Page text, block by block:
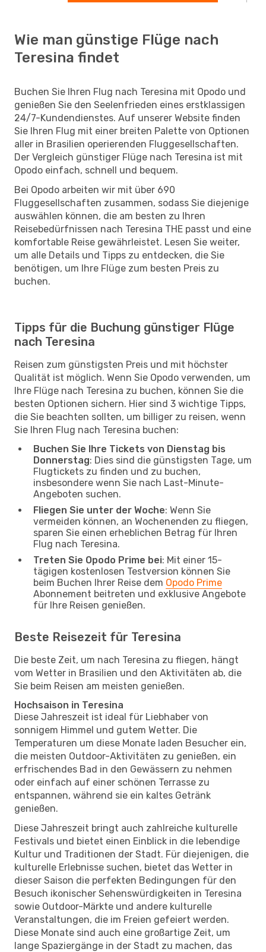
Wie man günstige Flüge nach
Teresina findet
Buchen Sie Ihren Flug nach Teresina mit Opodo und
genießen Sie den Seelenfrieden eines erstklassigen
24/7-Kundendienstes. Auf unserer Website finden
Sie Ihren Flug mit einer breiten Palette von Optionen
aller in Brasilien operierenden Fluggesellschaften.
Der Vergleich günstiger Flüge nach Teresina ist mit
Opodo einfach, schnell und bequem.
Bei Opodo arbeiten wir mit über 690
Fluggesellschaften zusammen, sodass Sie diejenige
auswählen können, die am besten zu Ihren
Reisebedürfnissen nach Teresina THE passt und eine
komfortable Reise gewährleistet. Lesen Sie weiter,
um alle Details und Tipps zu entdecken, die Sie
benötigen, um Ihre Flüge zum besten Preis zu
buchen.
Tipps für die Buchung günstiger Flüge
nach Teresina
Reisen zum günstigsten Preis und mit höchster
Qualität ist möglich. Wenn Sie Opodo verwenden, um
Ihre Flüge nach Teresina zu buchen, können Sie die
besten Optionen sichern. Hier sind 3 wichtige Tipps,
die Sie beachten sollten, um billiger zu reisen, wenn
Sie Ihren Flug nach Teresina buchen:
Buchen Sie Ihre Tickets von Dienstag bis
Donnerstag: Dies sind die günstigsten Tage, um
Flugtickets zu finden und zu buchen,
insbesondere wenn Sie nach Last-Minute-
Angeboten suchen.
Fliegen Sie unter der Woche: Wenn Sie
vermeiden können, an Wochenenden zu fliegen,
sparen Sie einen erheblichen Betrag für Ihren
Flug nach Teresina.
Treten Sie Opodo Prime bei: Mit einer 15-
tägigen kostenlosen Testversion können Sie
beim Buchen Ihrer Reise dem Opodo Prime
Abonnement beitreten und exklusive Angebote
für Ihre Reisen genießen.
Beste Reisezeit für Teresina
Die beste Zeit, um nach Teresina zu fliegen, hängt
vom Wetter in Brasilien und den Aktivitäten ab, die
Sie beim Reisen am meisten genießen.
Hochsaison in Teresina
Diese Jahreszeit ist ideal für Liebhaber von
sonnigem Himmel und gutem Wetter. Die
Temperaturen um diese Monate laden Besucher ein,
die meisten Outdoor-Aktivitäten zu genießen, ein
erfrischendes Bad in den Gewässern zu nehmen
oder einfach auf einer schönen Terrasse zu
entspannen, während sie ein kaltes Getränk
genießen.
Diese Jahreszeit bringt auch zahlreiche kulturelle
Festivals und bietet einen Einblick in die lebendige
Kultur und Traditionen der Stadt. Für diejenigen, die
kulturelle Erlebnisse suchen, bietet das Wetter in
dieser Saison die perfekten Bedingungen für den
Besuch ikonischer Sehenswürdigkeiten in Teresina
sowie Outdoor-Märkte und andere kulturelle
Veranstaltungen, die im Freien gefeiert werden.
Diese Monate sind auch eine großartige Zeit, um
lange Spaziergänge in der Stadt zu machen, das